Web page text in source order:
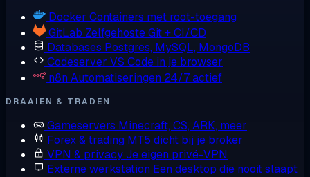
Docker Containers met root-toegang
GitLab Zelfgehoste Git + CI/CD
Databases Postgres, MySQL, MongoDB
Codeserver VS Code in je browser
n8n Automatiseringen 24/7 actief
DRAAIEN & TRADEN
Gameservers Minecraft, CS, ARK, meer
Forex & trading MT5 dicht bij je broker
VPN & privacyJe eigen privé-VPN
Externe werkstation Een desktop die nooit slaapt